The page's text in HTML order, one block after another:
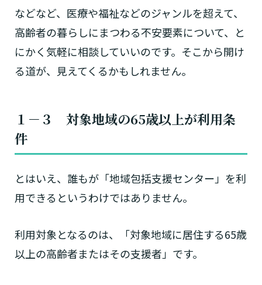
などなど、医療や福祉などのジャンルを超えて、
高齢者の暮らしにまつわる不安要素について、と
にかく気軽に相談していいのです。そこから開け
る道が、見えてくるかもしれません。
１－３ 対象地域の65歳以上が利用条
件
とはいえ、誰もが「地域包括支援センター」を利
用できるというわけではありません。
利用対象となるのは、「対象地域に居住する65歳
以上の高齢者またはその支援者」です。
あなたに適しているのは?
介護保険サービスは20種類以上あり、それぞれ
用途やご利用目的が違います。
要介護認定を受け、要支援１～２、
要介護１～５、いずれかの判定を受
ご自宅で生活しながら介護サービス
を使いたいですか？
現在、日常生活を送るうえで誰かの
たいですか？
介護施設へ通いたいですか？
または物忘れなど認知症の疑いはあ
日帰りで使いたいですか？
一時的に宿泊したいですか？
要支援１～２・要介護１～２です
か？